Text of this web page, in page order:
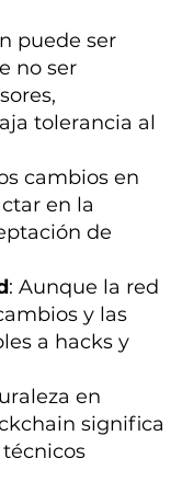
puede ser
no ser
tolerancia al
cambios en
en la
de
: Aunque la red
y las
a hacks y
en
significa